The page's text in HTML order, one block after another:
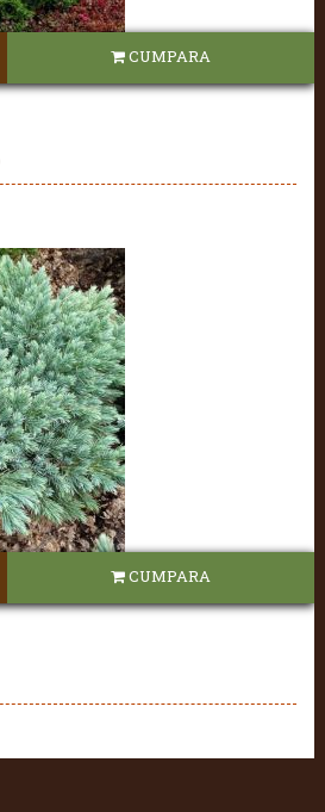
CUMPARA
CUMPARA